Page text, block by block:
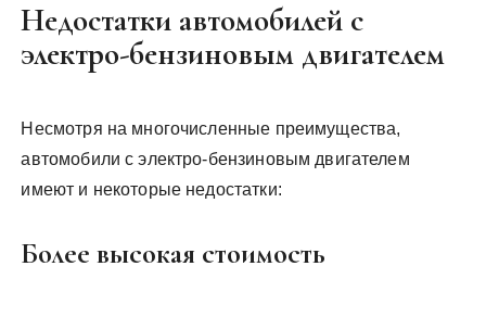
Недостатки автомобилей с
электро-бензиновым двигателем
Несмотря на многочисленные преимущества,
автомобили с электро-бензиновым двигателем
имеют и некоторые недостатки:
Более высокая стоимость